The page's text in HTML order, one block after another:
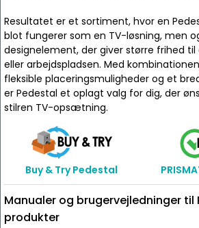
Resultatet er et sortiment, hvor en
blot fungerer som en TV-løsning, men
designelement, der giver større frihed
eller arbejdspladsen. Med
fleksible placeringsmuligheder og et
er Pedestal et oplagt valg for dig, der
stilren TV-opsætning.
Buy & Try Pedestal
Manualer og brugervejledninger til
produkter